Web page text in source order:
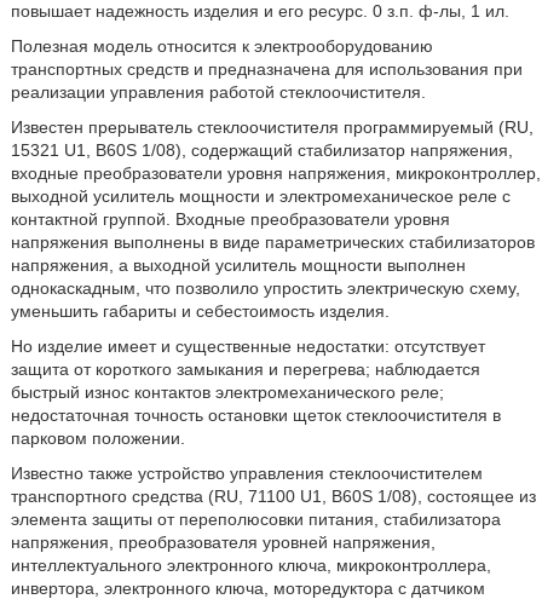
повышает надежность изделия и его ресурс. 0 з.п. ф-лы, 1 ил.
Полезная модель относится к электрооборудованию
транспортных средств и предназначена для использования при
реализации управления работой стеклоочистителя.
Известен прерыватель стеклоочистителя программируемый (RU,
15321 U1, B60S 1/08), содержащий стабилизатор напряжения,
входные преобразователи уровня напряжения, микроконтроллер,
выходной усилитель мощности и электромеханическое реле с
контактной группой. Входные преобразователи уровня
напряжения выполнены в виде параметрических стабилизаторов
напряжения, а выходной усилитель мощности выполнен
однокаскадным, что позволило упростить электрическую схему,
уменьшить габариты и себестоимость изделия.
Но изделие имеет и существенные недостатки: отсутствует
защита от короткого замыкания и перегрева; наблюдается
быстрый износ контактов электромеханического реле;
недостаточная точность остановки щеток стеклоочистителя в
парковом положении.
Известно также устройство управления стеклоочистителем
транспортного средства (RU, 71100 U1, B60S 1/08), состоящее из
элемента защиты от переполюсовки питания, стабилизатора
напряжения, преобразователя уровней напряжения,
интеллектуального электронного ключа, микроконтроллера,
инвертора, электронного ключа, моторедуктора с датчиком